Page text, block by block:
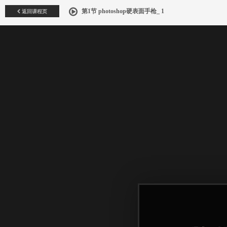
返回课程页 第1节 photoshop硬表面手枪_ 1